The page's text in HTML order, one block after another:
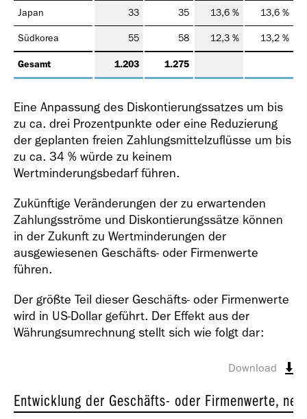
Japan 33 35 13,6 % 13,6 %
Südkorea 55 58 12,3 % 13,2 %
Gesamt 1.203 1.275
Eine Anpassung des Diskontierungssatzes um bis
zu ca. drei Prozentpunkte oder eine Reduzierung
der geplanten freien Zahlungsmittelzuflüsse um bis
zu ca. 34 % würde zu keinem
Wertminderungsbedarf führen.
Zukünftige Veränderungen der zu erwartenden
Zahlungsströme und Diskontierungssätze können
in der Zukunft zu Wertminderungen der
ausgewiesenen Geschäfts- oder Firmenwerte
führen.
Der größte Teil dieser Geschäfts- oder Firmenwerte
wird in US-Dollar geführt. Der Effekt aus der
Währungsumrechnung stellt sich wie folgt dar:
Download
Entwicklung der Geschäfts- oder Firmenwerte,